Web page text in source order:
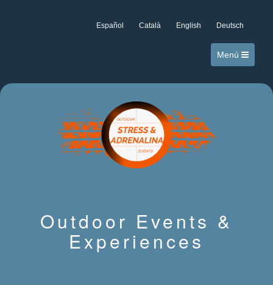
Español Català English Deutsch
Menú
Outdoor Events &
Experiences